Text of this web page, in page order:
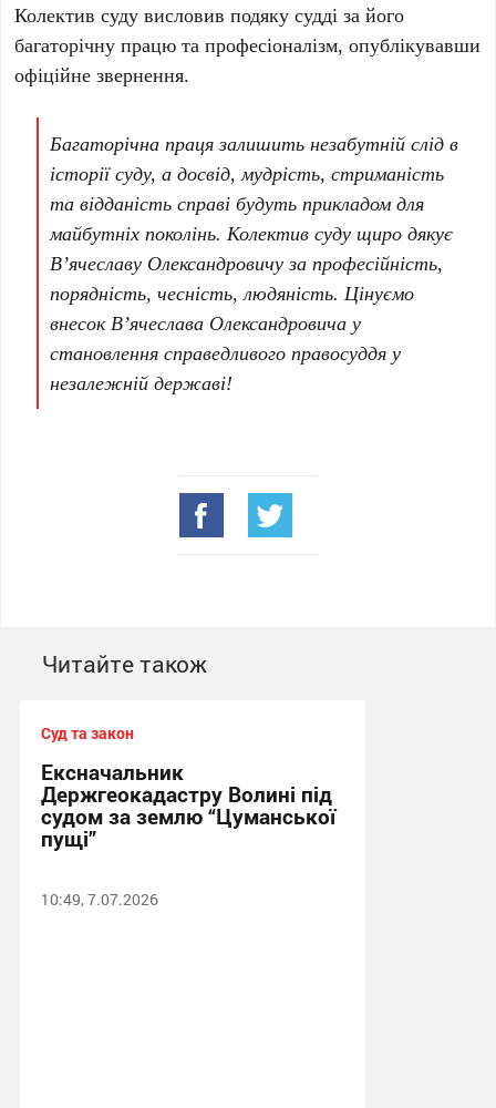
Колектив суду висловив подяку судді за його
багаторічну працю та професіоналізм, опублікувавши
офіційне звернення.
Багаторічна праця залишить незабутній слід в
історії суду, а досвід, мудрість, стриманість
та відданість справі будуть прикладом для
майбутніх поколінь. Колектив суду щиро дякує
В’ячеславу Олександровичу за професійність,
порядність, чесність, людяність. Цінуємо
внесок В’ячеслава Олександровича у
становлення справедливого правосуддя у
незалежній державі!
Читайте також
Суд та закон
Ексначальник
Держгеокадастру Волині під
судом за землю “Цуманської
пущі”
10:49, 7.07.2026